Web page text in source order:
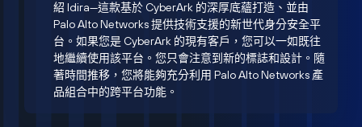
紹 Idira—這款基於 CyberArk 的深厚底蘊打造、並由
Palo Alto Networks 提供技術支援的新世代身分安全平
台。如果您是 CyberArk 的現有客戶，您可以一如既往
地繼續使用該平台。您只會注意到新的標誌和設計。隨
著時間推移，您將能夠充分利用 Palo Alto Networks 產
品組合中的跨平台功能。